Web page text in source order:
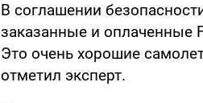
В соглашении
заказанные и оплаченные
Это очень хорошие
отметил эксперт.